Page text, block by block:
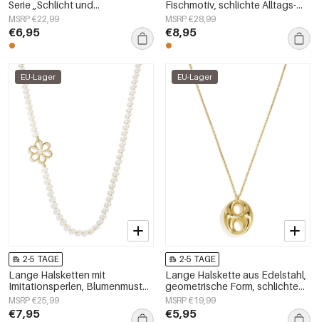
Serie „Schlicht und
alltagstauglich“,
Damenschmuck
MSRP €22,99
€6,95
Fischmotiv, schlichte Alltags-
Serie, Damenschmuck
MSRP €28,99
€8,95
EU-Lager
2-5 TAGE
Lange Halsketten mit
Imitationsperlen, Blumenmuster,
schlichte und elegante
Damenschmuckserie
MSRP €25,99
€7,95
EU-Lager
2-5 TAGE
Lange Halskette aus Edelstahl,
geometrische Form, schlichte
Alltags-Serie, Damenschmuck
MSRP €19,99
€5,95